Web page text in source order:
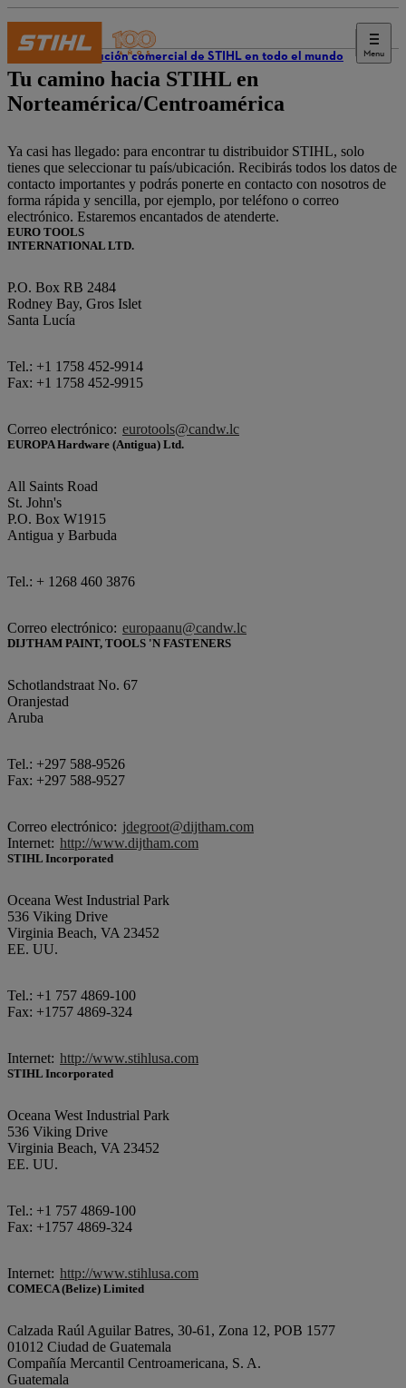
Menu
Distribución comercial de STIHL en todo el mundo
Tu camino hacia STIHL en
Norteamérica/Centroamérica
Ya casi has llegado: para encontrar tu distribuidor STIHL, solo
tienes que seleccionar tu país/ubicación. Recibirás todos los datos de
contacto importantes y podrás ponerte en contacto con nosotros de
forma rápida y sencilla, por ejemplo, por teléfono o correo
electrónico. Estaremos encantados de atenderte.
EURO TOOLS
INTERNATIONAL LTD.
P.O. Box RB 2484
Rodney Bay, Gros Islet
Santa Lucía
Tel.: +1 1758 452-9914
Fax: +1 1758 452-9915
Correo electrónico: eurotools@candw.lc
EUROPA Hardware (Antigua) Ltd.
All Saints Road
St. John's
P.O. Box W1915
Antigua y Barbuda
Tel.: + 1268 460 3876
Correo electrónico: europaanu@candw.lc
DIJTHAM PAINT, TOOLS 'N FASTENERS
Schotlandstraat No. 67
Oranjestad
Aruba
Tel.: +297 588-9526
Fax: +297 588-9527
Correo electrónico: jdegroot@dijtham.com
Internet: http://www.dijtham.com
STIHL Incorporated
Oceana West Industrial Park
536 Viking Drive
Virginia Beach, VA 23452
EE. UU.
Tel.: +1 757 4869-100
Fax: +1757 4869-324
Internet: http://www.stihlusa.com
STIHL Incorporated
Oceana West Industrial Park
536 Viking Drive
Virginia Beach, VA 23452
EE. UU.
Tel.: +1 757 4869-100
Fax: +1757 4869-324
Internet: http://www.stihlusa.com
COMECA (Belize) Limited
Calzada Raúl Aguilar Batres, 30-61, Zona 12, POB 1577
01012 Ciudad de Guatemala
Compañía Mercantil Centroamericana, S. A.
Guatemala